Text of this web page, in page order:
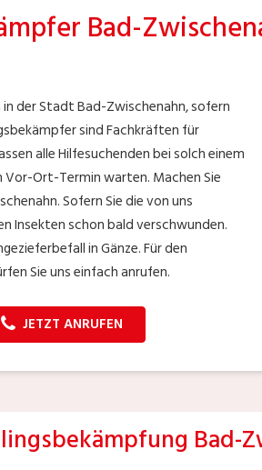
Bad-
der Stadt Bad-Zwischenahn, sofern
sind Fachkräften für
alle Hilfesuchenden bei solch einem
Ort-Termin warten. Machen Sie
Sofern Sie die von uns
Insekten schon bald verschwunden.
in Gänze. Für den
Sie uns einfach anrufen.
JETZT ANRUFEN
Bad-